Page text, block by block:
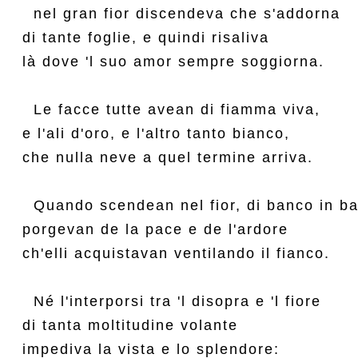
  nel gran fior discendeva che s'addorna
di tante foglie, e quindi risaliva
là dove 'l suo amor sempre soggiorna.
  Le facce tutte avean di fiamma viva,
e l'ali d'oro, e l'altro tanto bianco,
che nulla neve a quel termine arriva.
Quando scendean nel fior, di banco in
porgevan de la pace e de l'ardore
ch'elli acquistavan ventilando il fianco.
  Né l'interporsi tra 'l disopra e 'l fiore
di tanta moltitudine volante
impediva la vista e lo splendore: